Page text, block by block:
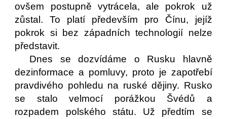
ovšem postupně vytrácela, ale pokrok už
zůstal. To platí především pro Čínu, jejíž
pokrok si bez západních technologií nelze
představit.
Dnes se dozvídáme o Rusku hlavně
dezinformace a pomluvy, proto je zapotřebí
pravdivého pohledu na ruské dějiny. Rusko
se stalo velmocí porážkou Švédů a
rozpadem polského státu. Už předtím se